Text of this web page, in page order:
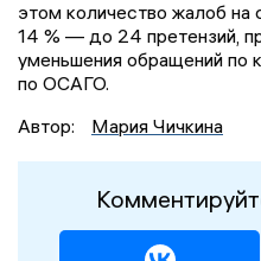
этом количество жалоб на
14 % — до 24 претензий,
уменьшения обращений по
по ОСАГО.
Автор:
Мария Чичкина